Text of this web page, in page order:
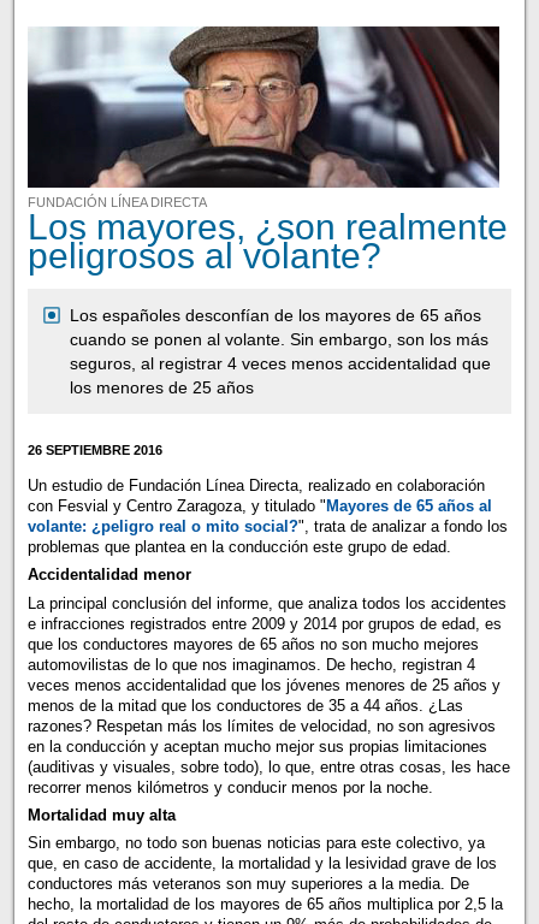
FUNDACIÓN LÍNEA DIRECTA
Los mayores, ¿son realmente
peligrosos al volante?
Los españoles desconfían de los mayores de 65 años
cuando se ponen al volante. Sin embargo, son los más
seguros, al registrar 4 veces menos accidentalidad que
los menores de 25 años
26 SEPTIEMBRE 2016
Un estudio de Fundación Línea Directa, realizado en colaboración
con Fesvial y Centro Zaragoza, y titulado " Mayores de 65 años al
volante: ¿peligro real o mito social?", trata de analizar a fondo los
problemas que plantea en la conducción este grupo de edad.
Accidentalidad menor
La principal conclusión del informe, que analiza todos los accidentes
e infracciones registrados entre 2009 y 2014 por grupos de edad, es
que los conductores mayores de 65 años no son mucho mejores
automovilistas de lo que nos imaginamos. De hecho, registran 4
veces menos accidentalidad que los jóvenes menores de 25 años y
menos de la mitad que los conductores de 35 a 44 años. ¿Las
razones? Respetan más los límites de velocidad, no son agresivos
en la conducción y aceptan mucho mejor sus propias limitaciones
(auditivas y visuales, sobre todo), lo que, entre otras cosas, les hace
recorrer menos kilómetros y conducir menos por la noche.
Mortalidad muy alta
Sin embargo, no todo son buenas noticias para este colectivo, ya
que, en caso de accidente, la mortalidad y la lesividad grave de los
conductores más veteranos son muy superiores a la media. De
hecho, la mortalidad de los mayores de 65 años multiplica por 2,5 la